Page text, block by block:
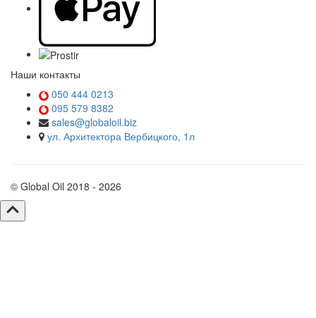
Наши контакты
050 444 0213
095 579 8382
sales@globaloil.biz
ул. Архитектора Вербицкого, 1л
© Global Oil 2018 - 2026